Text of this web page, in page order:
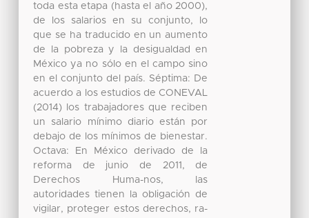
toda esta etapa (hasta el año 2000),
de los salarios en su conjunto, lo
que se ha traducido en un aumento
de la pobreza y la desigualdad en
México ya no sólo en el campo sino
en el conjunto del país. Séptima: De
acuerdo a los estudios de CONEVAL
(2014) los trabajadores que reciben
un salario mínimo diario están por
debajo de los mínimos de bienestar.
Octava: En México derivado de la
reforma de junio de 2011, de
Derechos Huma-nos, las
autoridades tienen la obligación de
vigilar, proteger estos derechos, ra-